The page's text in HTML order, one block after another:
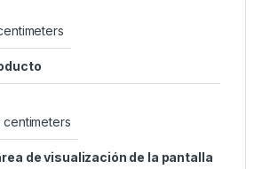
de visualización de la pantalla